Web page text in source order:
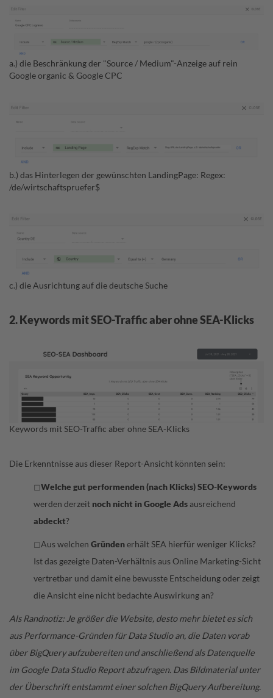
a.) die Beschränkung der "Source / Medium"-Anzeige auf rein
Google organic & Google CPC
b.) das Hinterlegen der gewünschten LandingPage: Regex:
/de/wirtschaftspruefer$
c.) die Ausrichtung auf die deutsche Suche
2. Keywords mit SEO-Traffic aber ohne SEA-Klicks
Keywords mit SEO-Traffic aber ohne SEA-Klicks
Die Erkenntnisse aus dieser Report-Ansicht könnten sein:
◻Welche gut performenden (nach Klicks) SEO-Keywords
werden derzeit noch nicht in Google Ads ausreichend
abdeckt?
◻Aus welchen Gründenerhält SEA hierfür weniger Klicks?
Ist das gezeigte Daten-Verhältnis aus Online Marketing-Sicht
vertretbar und damit eine bewusste Entscheidung oder zeigt
die Ansicht eine nicht bedachte Auswirkung an?
Als Randnotiz: Je größer die Website, desto mehr bietet es sich
aus Performance-Gründen für Data Studio an, die Daten vorab
über BigQuery aufzubereiten und anschließend als Datenquelle
im Google Data Studio Report abzufragen. Das Bildmaterial unter
der Überschrift entstammt einer solchen BigQuery Aufbereitung.